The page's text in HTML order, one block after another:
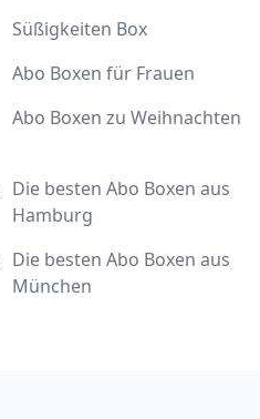
Süßigkeiten Box
Abo Boxen für Frauen
Abo Boxen zu Weihnachten
Die besten Abo Boxen aus
Hamburg
Die besten Abo Boxen aus
München